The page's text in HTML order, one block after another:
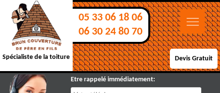
Spécialiste de la toiture
05 33 06 18 06
06 30 24 80 70
Devis Gratuit
Etre rappelé immédiatement: